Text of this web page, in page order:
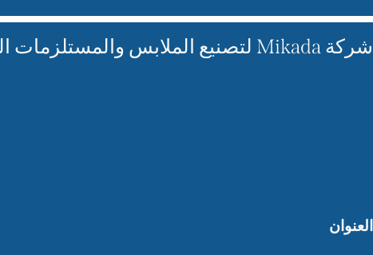
شركة Mikada لتصنيع الملابس والمستلزمات الرياضية
العنوان